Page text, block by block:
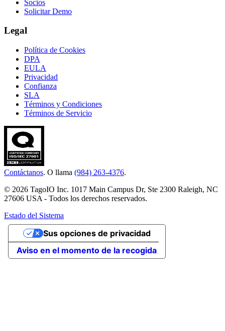
Socios
Solicitar Demo
Legal
Política de Cookies
DPA
EULA
Privacidad
Confianza
SLA
Términos y Condiciones
Términos de Servicio
Contáctanos. O llama (984) 263-4376.
© 2026 TagoIO Inc. 1017 Main Campus Dr, Ste 2300 Raleigh, NC
27606 USA - Todos los derechos reservados.
Estado del Sistema
Aviso en el momento de la recogida
Sus opciones de privacidad